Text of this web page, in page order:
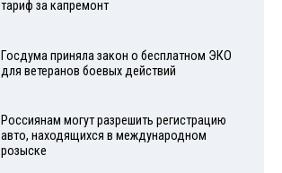
тариф за капремонт
Госдума приняла закон о бесплатном ЭКО
для ветеранов боевых действий
Россиянам могут разрешить регистрацию
авто, находящихся в международном
розыске